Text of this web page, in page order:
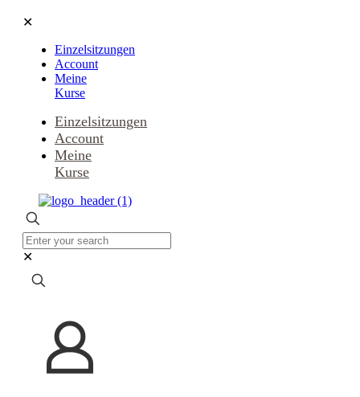
✕
Einzelsitzungen
Account
Meine
Kurse
Einzelsitzungen
Account
Meine
Kurse
✕